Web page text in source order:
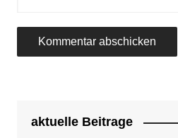
aktuelle Beitrage